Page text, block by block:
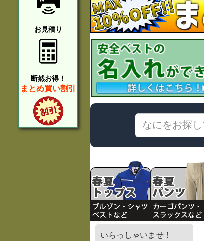
お見積り
断然お得！
まとめ買い割引
いらっしゃいませ！